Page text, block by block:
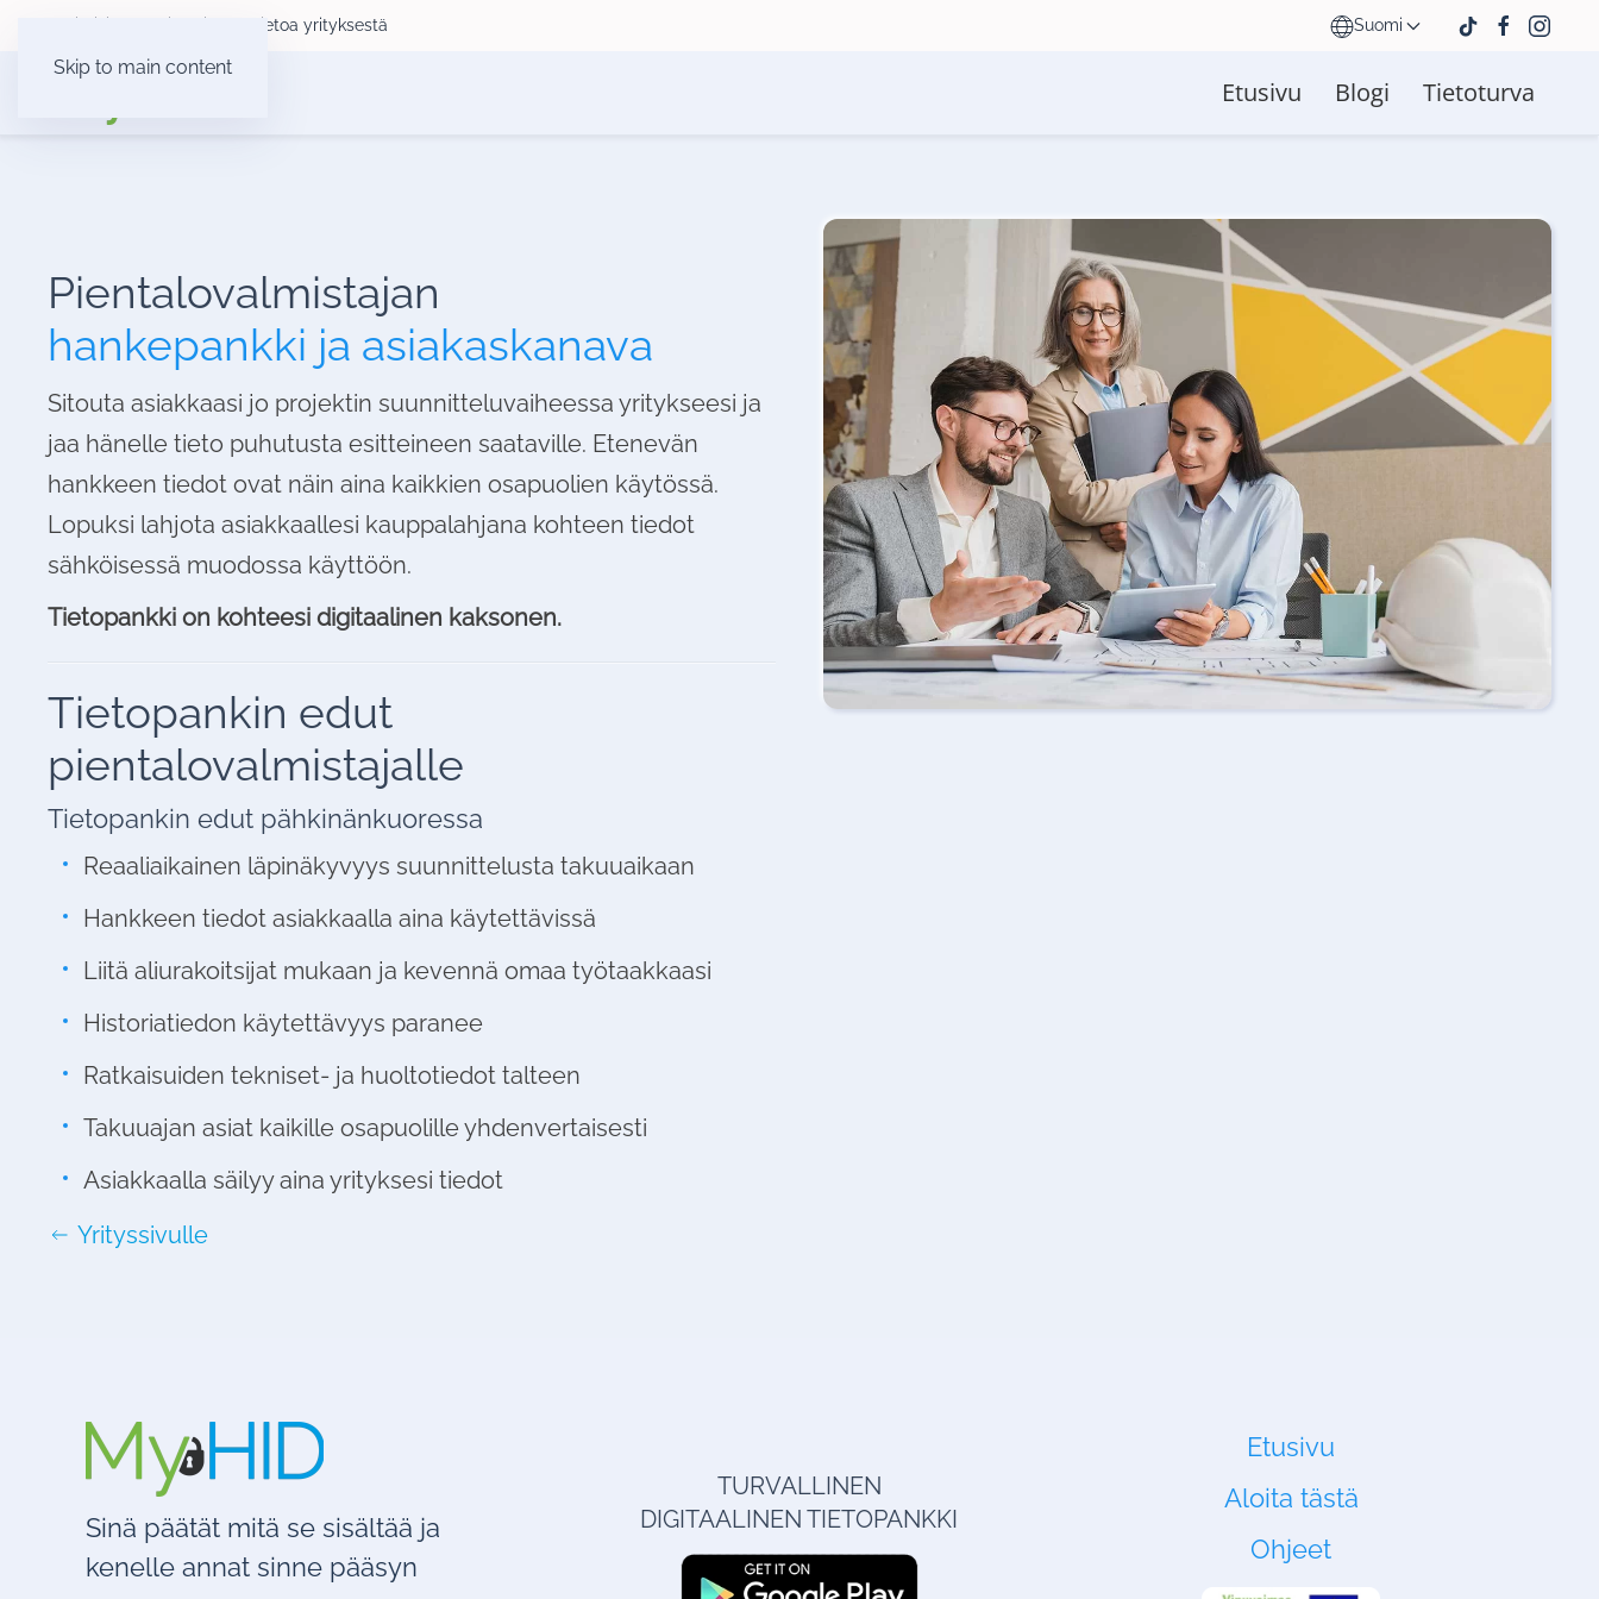
Skip to main content
Tietoa yrityksestä Suomi
Etusivu Blogi Tietoturva
Pientalovalmistajan
hankepankki ja asiakaskanava
Sitouta asiakkaasi jo projektin suunnitteluvaiheessa yritykseesi ja
jaa hänelle tieto puhutusta esitteineen saataville. Etenevän
hankkeen tiedot ovat näin aina kaikkien osapuolien käytössä.
Lopuksi lahjota asiakkaallesi kauppalahjana kohteen tiedot
sähköisessä muodossa käyttöön.
Tietopankki on kohteesi digitaalinen kaksonen.
Tietopankin edut
pientalovalmistajalle
Tietopankin edut pähkinänkuoressa
Reaaliaikainen läpinäkyvyys suunnittelusta takuuaikaan
Hankkeen tiedot asiakkaalla aina käytettävissä
Liitä aliurakoitsijat mukaan ja kevennä omaa työtaakkaasi
Historiatiedon käytettävyys paranee
Ratkaisuiden tekniset- ja huoltotiedot talteen
Takuuajan asiat kaikille osapuolille yhdenvertaisesti
Asiakkaalla säilyy aina yrityksesi tiedot
Yrityssivulle
Sinä päätät mitä se sisältää ja
kenelle annat sinne pääsyn
TURVALLINEN
DIGITAALINEN TIETOPANKKI
Etusivu
Aloita tästä
Ohjeet